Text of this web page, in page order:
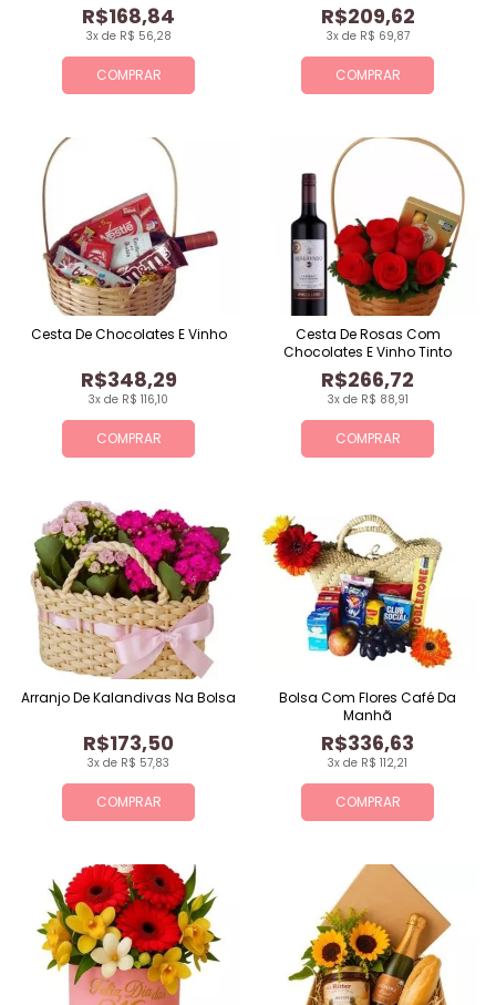
COMPRAR
3x de R$ 56,28
R$168,84
COMPRAR
3x de R$ 69,87
R$209,62
COMPRAR
3x de R$ 116,10
R$348,29
Cesta De Chocolates E Vinho
COMPRAR
3x de R$ 88,91
R$266,72
Cesta De Rosas Com
Chocolates E Vinho Tinto
COMPRAR
3x de R$ 57,83
R$173,50
Arranjo De Kalandivas Na Bolsa
COMPRAR
3x de R$ 112,21
R$336,63
Bolsa Com Flores Café Da
Manhã